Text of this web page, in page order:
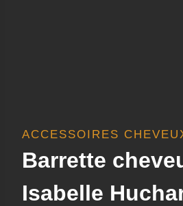
ACCESSOIRES
Barrette
Isabelle